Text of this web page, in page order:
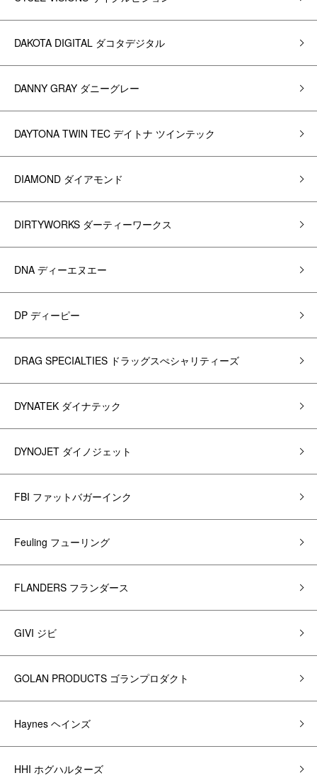
DAKOTA DIGITAL ダコタデジタル
DANNY GRAY ダニーグレー
DAYTONA TWIN TEC デイトナ ツインテック
DIAMOND ダイアモンド
DIRTYWORKS ダーティーワークス
DNA ディーエヌエー
DP ディーピー
DRAG SPECIALTIES ドラッグスぺシャリティーズ
DYNATEK ダイナテック
DYNOJET ダイノジェット
FBI ファットバガーインク
Feuling フューリング
FLANDERS フランダース
GIVI ジビ
GOLAN PRODUCTS ゴランプロダクト
Haynes ヘインズ
HHI ホグハルターズ